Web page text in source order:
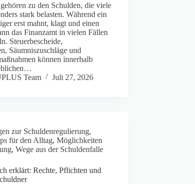
zu den Schulden, die viele
stark belasten. Während ein
erst mahnt, klagt und einen
das Finanzamt in vielen Fällen
Steuerbescheide,
Säumniszuschläge und
können innerhalb
Team
Juli 27, 2026
zur Schuldenregulierung,
für den Alltag,Möglichkeiten
,Wege aus der Schuldenfalle
erklärt: Rechte, Pflichten und